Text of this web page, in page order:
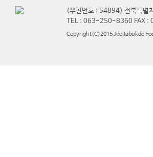
(우편번호 : 54894) 전북특별
TEL : 063-250-8360 FAX
Copyright(C)2015 Jeollabukdo